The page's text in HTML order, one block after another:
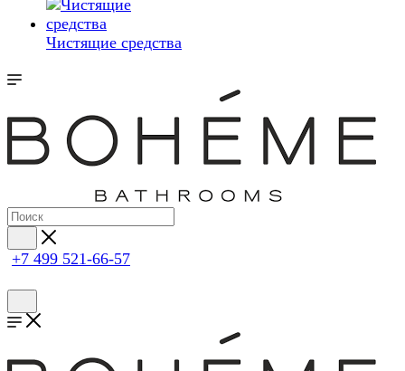
Чистящие средства
+7 499 521-66-57